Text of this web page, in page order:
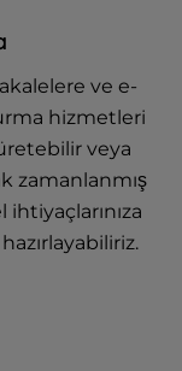
ve e-
hizmetleri
veya
zamanlanmış